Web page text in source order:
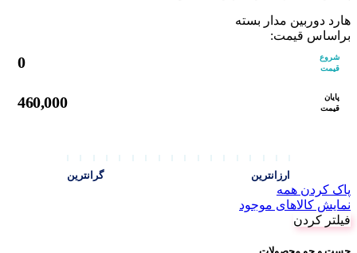
هارد دوربین مدار بسته
براساس قیمت:
شروع
قیمت
0
پایان
قیمت
460,000
ارزانترین گرانترین
پاک کردن همه
نمایش کالاهای موجود
فیلتر کردن